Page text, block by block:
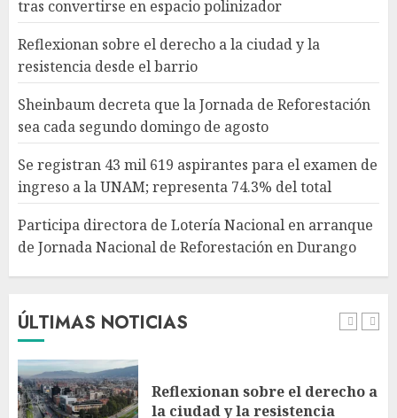
tras convertirse en espacio polinizador
Reflexionan sobre el derecho a la ciudad y la
resistencia desde el barrio
Sheinbaum decreta que la Jornada de Reforestación
sea cada segundo domingo de agosto
Se registran 43 mil 619 aspirantes para el examen de
ingreso a la UNAM; representa 74.3% del total
Participa directora de Lotería Nacional en arranque
de Jornada Nacional de Reforestación en Durango
ÚLTIMAS NOTICIAS
4
ingreso a la UNAM; representa
74.3% del total
AGOSTO 10, 2026
5
Participa directora de Lotería
Nacional en arranque de
Jornada Nacional de
Reforestación en Durango
AGOSTO 10, 2026
1
Jardín Hidalgo de Coyoacán
AGOSTO 10, 2026
Reflexionan sobre el derecho a
la ciudad y la resistencia